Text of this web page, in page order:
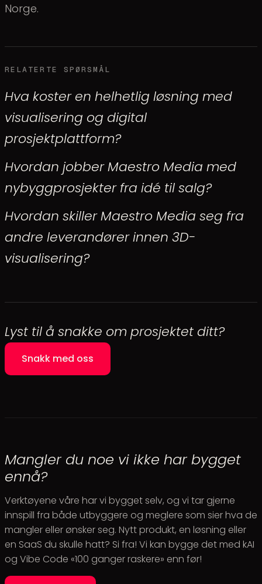
Norge.
RELATERTE SPØRSMÅL
Hva koster en helhetlig løsning med
visualisering og digital
prosjektplattform?
Hvordan jobber Maestro Media med
nybyggprosjekter fra idé til salg?
Hvordan skiller Maestro Media seg fra
andre leverandører innen 3D-
visualisering?
Lyst til å snakke om prosjektet ditt?
Snakk med oss
Mangler du noe vi ikke har bygget
ennå?
Verktøyene våre har vi bygget selv, og vi tar gjerne
innspill fra både utbyggere og meglere som sier hva de
mangler eller ønsker seg. Nytt produkt, en løsning eller
en SaaS du skulle hatt? Si fra! Vi kan bygge det med kAI
og Vibe Code «100 ganger raskere» enn før!